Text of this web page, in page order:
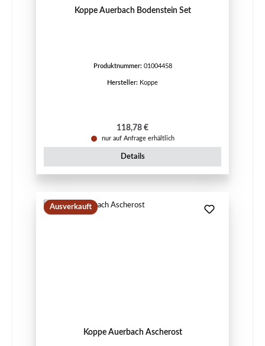
Koppe Auerbach Bodenstein Set
Produktnummer: 01004458
Hersteller: Koppe
Regulärer Preis:
118,78 €
nur auf Anfrage erhältlich
Details
Ausverkauft
Koppe Auerbach Ascherost